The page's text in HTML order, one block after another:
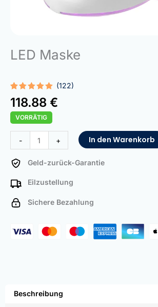
LED Maske
Bewertet
mit5.00
von 5,
basierend
auf
122
Kundenbewertungen
(122)
118.88 €
VORRÄTIG
-
Mask
Menge
+ In den Warenkorb
Geld-zurück-Garantie
Eilzustellung
Sichere Bezahlung
Beschreibung